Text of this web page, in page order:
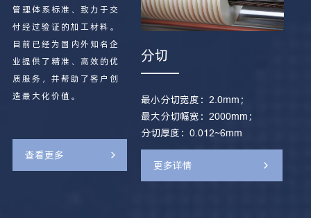
管理体系标准、致力于交
付经过验证的加工材料。
目前已经为国内外知名企
业提供了精准、高效的优
质服务，并帮助了客户创
造最大化价值。
查看更多
分切
最小分切宽度：2.0mm；
最大分切幅宽：2000mm；
分切厚度：0.012~6mm
更多详情